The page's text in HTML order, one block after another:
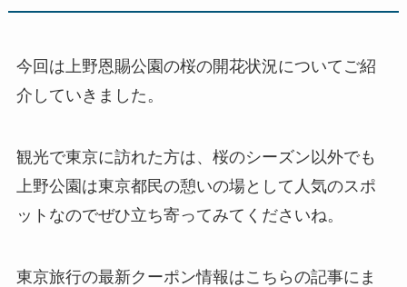
今回は上野恩賜公園の桜の開花状況についてご紹
介していきました。
観光で東京に訪れた方は、桜のシーズン以外でも
上野公園は東京都民の憩いの場として人気のスポ
ットなのでぜひ立ち寄ってみてくださいね。
東京旅行の最新クーポン情報はこちらの記事にま